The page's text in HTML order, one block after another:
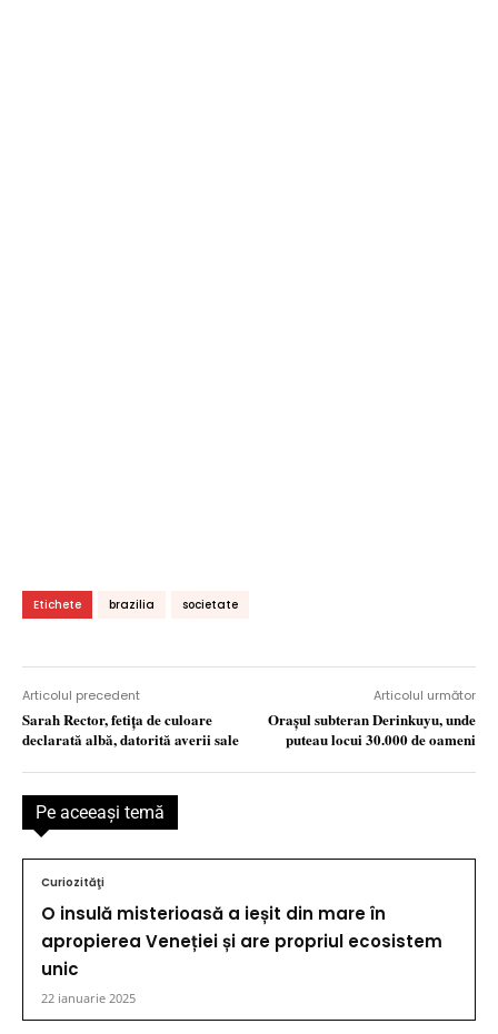
Etichete brazilia societate
Articolul precedent
Sarah Rector, fetiţa de culoare
declarată albă, datorită averii sale
Articolul următor
Oraşul subteran Derinkuyu, unde
puteau locui 30.000 de oameni
Pe aceeaşi temă
Curiozităţi
O insulă misterioasă a ieșit din mare în
apropierea Veneției și are propriul ecosistem
unic
22 ianuarie 2025